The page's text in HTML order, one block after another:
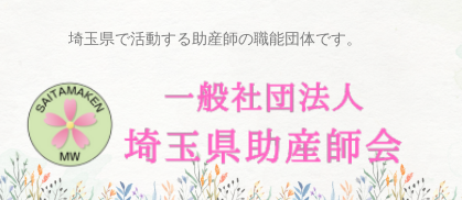
埼玉県で活動する助産師の職能団体です。